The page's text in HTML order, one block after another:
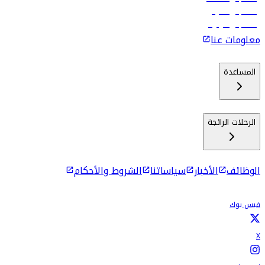
رحلات إلى ماليه
رحلات إلى كولومبو
معلومات عنا
المساعدة
الرحلات الرائجة
الوظائف الأخبار سياساتنا الشروط والأحكام
فيس بوك
X